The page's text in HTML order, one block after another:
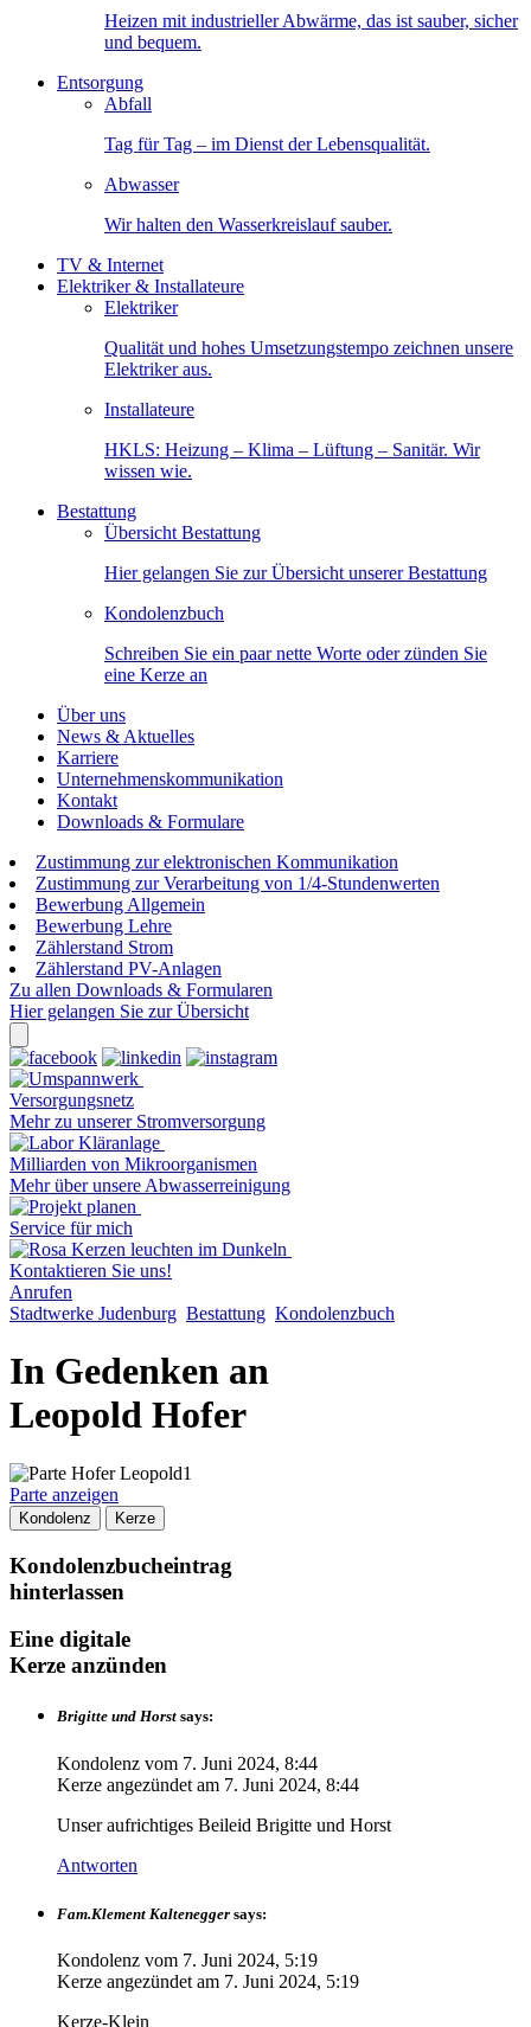
Heizen mit industrieller Abwärme, das ist sauber, sicher
und bequem.
Entsorgung
Abfall
Tag für Tag – im Dienst der Lebensqualität.
Abwasser
Wir halten den Wasserkreislauf sauber.
TV & Internet
Elektriker & Installateure
Elektriker
Qualität und hohes Umsetzungstempo zeichnen unsere
Elektriker aus.
Installateure
HKLS: Heizung – Klima – Lüftung – Sanitär. Wir
wissen wie.
Bestattung
Übersicht Bestattung
Hier gelangen Sie zur Übersicht unserer Bestattung
Kondolenzbuch
Schreiben Sie ein paar nette Worte oder zünden Sie
eine Kerze an
Über uns
News & Aktuelles
Karriere
Unternehmenskommunikation
Kontakt
Downloads & Formulare
Zustimmung zur elektronischen Kommunikation
Zustimmung zur Verarbeitung von 1/4-Stundenwerten
Bewerbung Allgemein
Bewerbung Lehre
Zählerstand Strom
Zählerstand PV-Anlagen
Zu allen Downloads & Formularen
Hier gelangen Sie zur Übersicht
Versorgungsnetz
Mehr zu unserer Stromversorgung
Milliarden von Mikroorganismen
Mehr über unsere Abwasserreinigung
Service für mich
Kontaktieren Sie uns!
Anrufen
Stadtwerke Judenburg Bestattung Kondolenzbuch
In Gedenken an
Leopold Hofer
Parte anzeigen
Kondolenz Kerze
Kondolenzbucheintrag
hinterlassen
Eine digitale
Kerze anzünden
Brigitte und Horst says:
Kondolenz vom 7. Juni 2024, 8:44
Kerze angezündet am 7. Juni 2024, 8:44
Unser aufrichtiges Beileid Brigitte und Horst
Antworten
Fam.Klement Kaltenegger says:
Kondolenz vom 7. Juni 2024, 5:19
Kerze angezündet am 7. Juni 2024, 5:19
Kerze-Klein